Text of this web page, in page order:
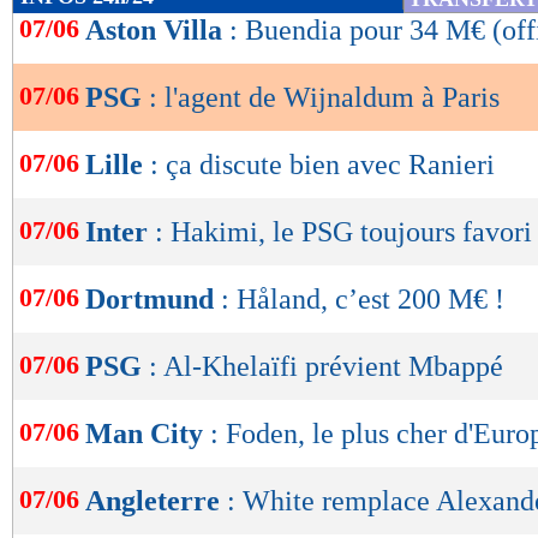
de
OK
07/06 Aston Villa : Buendia pour 34 M€
07/06 PSG : l'agent de Wijnaldum à Paris
07/06 Lille : ça discute bien avec Ranieri
07/06 Inter : Hakimi, le PSG toujours favori
07/06 Dortmund : Håland, c’est 200 M€ !
07/06 PSG : Al-Khelaïfi prévient Mbappé
07/06 Man City : Foden, le plus cher
07/06 Angleterre : White remplace